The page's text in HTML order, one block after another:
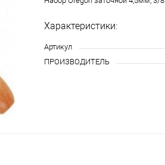
Характеристики:
Артикул
ПРОИЗВОДИТЕЛЬ